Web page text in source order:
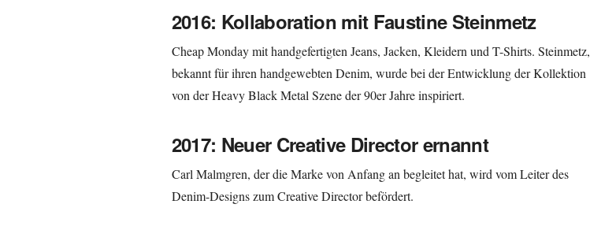
2016: Kollaboration mit Faustine Steinmetz
Cheap Monday mit handgefertigten Jeans, Jacken, Kleidern und T-Shirts. Steinmetz,
bekannt für ihren handgewebten Denim, wurde bei der Entwicklung der Kollektion
von der Heavy Black Metal Szene der 90er Jahre inspiriert.
2017: Neuer Creative Director ernannt
Carl Malmgren, der die Marke von Anfang an begleitet hat, wird vom Leiter des
Denim-Designs zum Creative Director befördert.